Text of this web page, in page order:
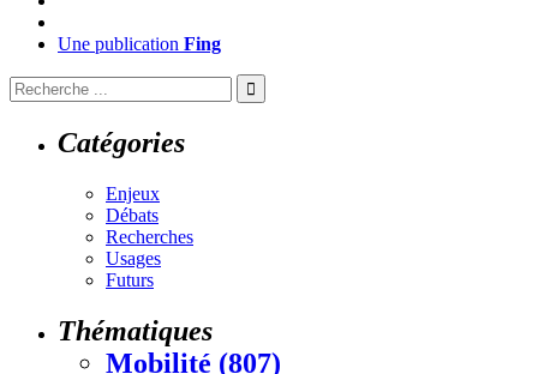
Une publication Fing
Catégories
Enjeux
Débats
Recherches
Usages
Futurs
Thématiques
Mobilité (807)